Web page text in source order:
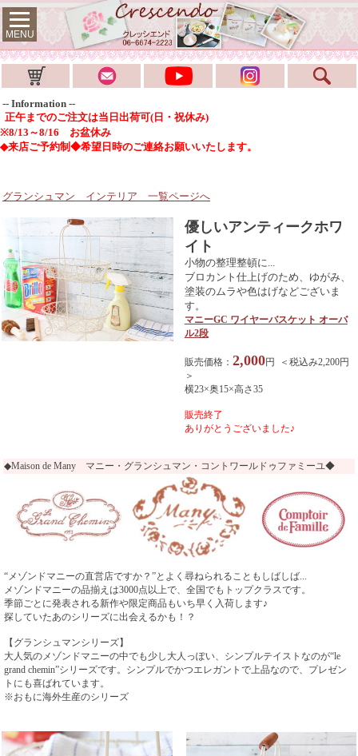
MENU
-- Information --
正午までのご注文は当日出荷可(日・祝休み)
※8/13～8/16 お盆休み
◆来店ご予約制◆希望日時のご連絡お願いいたします。
グランシュマン インテリア 一覧ページへ
優しいアンティークホワ
イト
小物の整理整頓に...
ブロカント仕上げのため、ゆがみ、
塗装のムラや色はげなどございま
す。
マニーGC ワイヤーバスケット オーバ
ル2段
販売価格： 2,000円 ＜税込み2,200円
＞
横23×奥15×高さ35
販売終了
ありがとうございました♪
◆Maison de Many マニー・グランシュマン・コントワールドゥファミーユ◆
“メゾンドマニーの直営店ですか？”とよく尋ねられることもしばしば...
メゾンドマニーの品揃えは3000点以上で、全国でもトップクラスです。
季節ごとに発表される新作や限定商品もいち早く入荷します♪
探していたあのシリーズに出会えるかも！？
【グランシュマンシリーズ】
大人気のメゾンドマニーの中でも少し大人っぽい、シンプルテイストなのが“le
grand chemin”シリーズです。シンプルでかつエレガントで上品なので、プレゼン
トにも喜ばれています。
※おもに海外生産のシリーズ